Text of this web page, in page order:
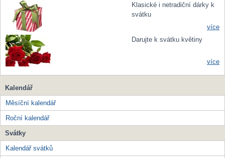
Klasické i netradiční dárky k
svátku
více
Darujte k svátku květiny
více
Kalendář
Měsíční kalendář
Roční kalendář
Svátky
Kalendář svátků